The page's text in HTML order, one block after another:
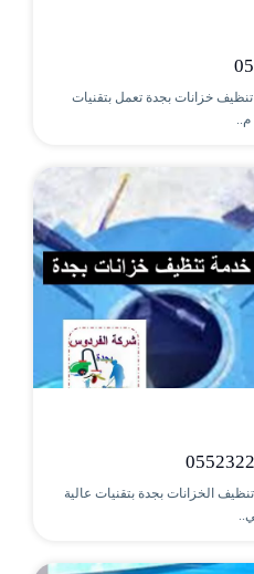
خزانات بجدة تعمل بتقنيات
م..
الخزانات بجدة بتقنيات عالية